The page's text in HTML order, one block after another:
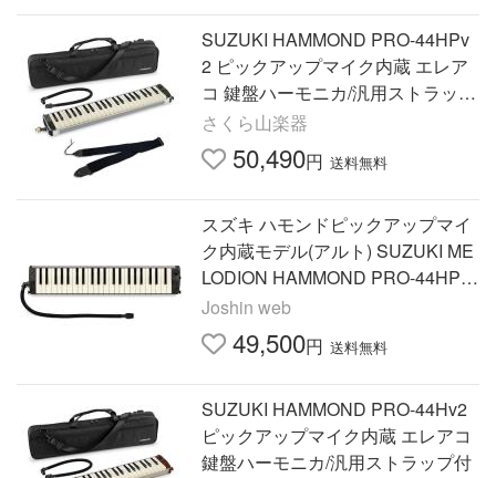
SUZUKI HAMMOND PRO-44HPv
2 ピックアップマイク内蔵 エレア
コ 鍵盤ハーモニカ/汎用ストラップ
付
さくら山楽器
50,490円 送料無料
スズキ ハモンドピックアップマイ
ク内蔵モデル(アルト) SUZUKI ME
LODION HAMMOND PRO-44HPV
2 返品種別B
Joshin web
49,500円 送料無料
SUZUKI HAMMOND PRO-44Hv2
ピックアップマイク内蔵 エレアコ
鍵盤ハーモニカ/汎用ストラップ付